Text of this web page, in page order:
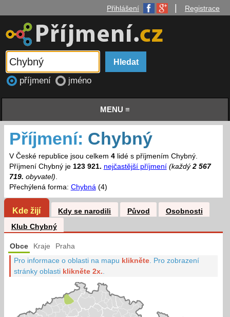
Přihlášení Registrace
příjmení jméno
MENU ≡
Příjmení: Chybný
V České republice jsou celkem 4lidé s příjmením Chybný.
Příjmení Chybný je 123 921. nejčastější příjmení (každý2 567
719. obyvatel).
Přechýlená forma: Chybná(4)
Kde žijí Kdy se narodili Původ
Osobnosti
Klub Chybný
Obce Kraje Praha
Pro informace o oblasti na mapu klikněte Pro zobrazení
stránky oblasti klikněte 2x.